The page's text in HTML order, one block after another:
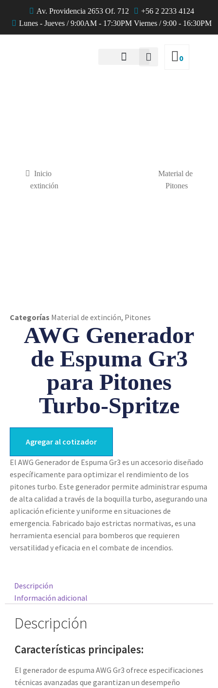
Av. Providencia 2653 Of. 712
+56 2 2233 4124
Lunes - Jueves / 9:00AM - 17:30PM Viernes / 9:00 - 16:30PM
0
Inicio
Material de
extinción
Pitones
Categorías Material de extinción, Pitones
AWG Generador
de Espuma Gr3
para Pitones
Turbo-Spritze
Agregar al cotizador
El AWG Generador de Espuma Gr3 es un accesorio diseñado
específicamente para optimizar el rendimiento de los
pitones turbo. Este generador permite administrar espuma
de alta calidad a través de la boquilla turbo, asegurando una
aplicación eficiente y uniforme en situaciones de
emergencia. Fabricado bajo estrictas normativas, es una
herramienta esencial para bomberos que requieren
versatilidad y eficacia en el combate de incendios.
Descripción
Información adicional
Descripción
Características principales:
El generador de espuma AWG Gr3 ofrece especificaciones
técnicas avanzadas que garantizan un desempeño